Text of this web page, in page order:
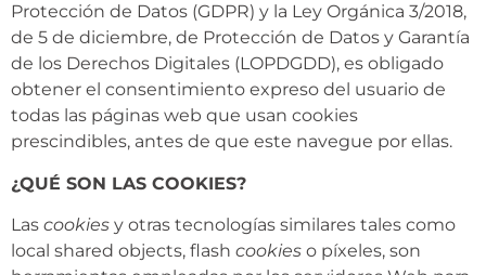
Protección de Datos (GDPR) y la Ley Orgánica 3/2018,
de 5 de diciembre, de Protección de Datos y Garantía
de los Derechos Digitales (LOPDGDD), es obligado
obtener el consentimiento expreso del usuario de
todas las páginas web que usan cookies
prescindibles, antes de que este navegue por ellas.
¿QUÉ SON LAS COOKIES?
Las cookies y otras tecnologías similares tales como
local shared objects, flash cookies o píxeles, son